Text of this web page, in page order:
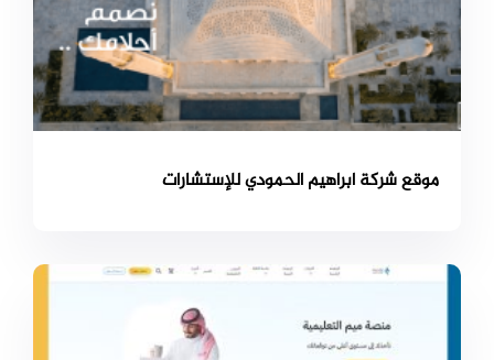
موقع شركة ابراهيم الحمودي للإستشارات